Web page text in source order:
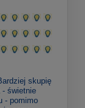
skupię
- świetnie
- pomimo